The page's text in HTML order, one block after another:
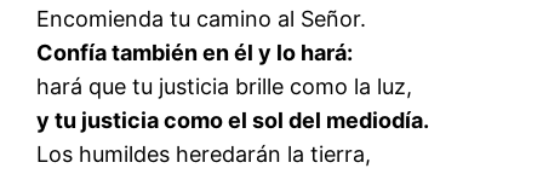
Encomienda tu camino al Señor.
Confía también en él y lo hará:
hará que tu justicia brille como la luz,
y tu justicia como el sol del mediodía.
Los humildes heredarán la tierra,